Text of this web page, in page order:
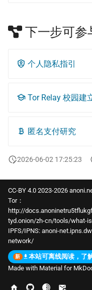
下一步可参
个人隐私指引
Tor Relay 校园建
匿名支付研究
2026-06-02 17:25:23
CC-BY 4.0 2023-2026
Tor：
http://
tyd.onion/zh-cn/tools/what-
IPFS/IPNS: anoni-
network/
本站可离线阅读，了
Made with Material for